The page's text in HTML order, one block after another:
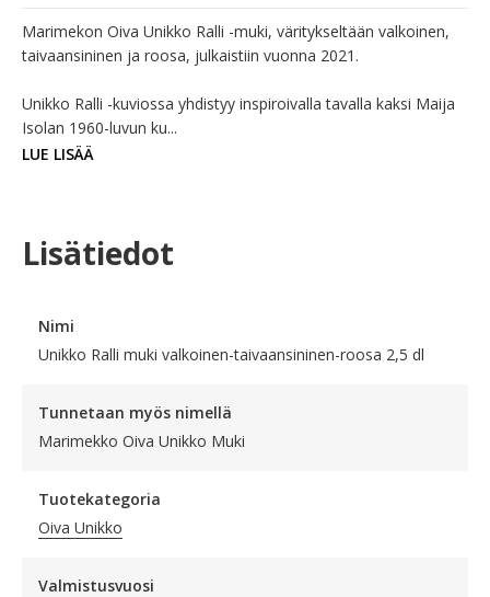
Marimekon Oiva Unikko Ralli -muki, väritykseltään valkoinen,
taivaansininen ja roosa, julkaistiin vuonna 2021.
Unikko Ralli -kuviossa yhdistyy inspiroivalla tavalla kaksi Maija
Isolan 1960-luvun ku...
LUE LISÄÄ
Lisätiedot
Nimi
Unikko Ralli muki valkoinen-taivaansininen-roosa 2,5 dl
Tunnetaan myös nimellä
Marimekko Oiva Unikko Muki
Tuotekategoria
Oiva Unikko
Valmistusvuosi